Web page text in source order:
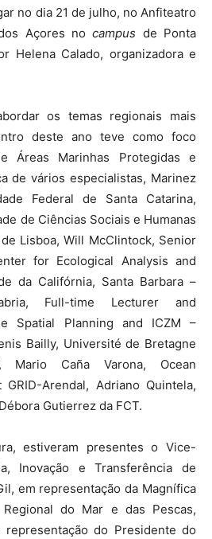
no dia 21 de julho, no Anfiteatro
Açores nocampus de Ponta
Helena Calado, organizadora e
os temas regionais mais
deste ano teve como foco
Áreas Marinhas Protegidas e
de vários especialistas, Marinez
Federal de Santa Catarina,
de Ciências Sociais e Humanas
Lisboa, Will McClintock, Senior
for Ecological Analysis and
da Califórnia, Santa Barbara –
Full-time Lecturer and
Spatial Planning and ICZM –
Bailly, Université de Bretagne
Mario Caña Varona, Ocean
Arendal, Adriano Quintela,
Gutierrez da FCT.
estiveram presentes o Vice-
Inovação e Transferência de
em representação da Magnífica
do Mar e das Pescas,
representação do Presidente do